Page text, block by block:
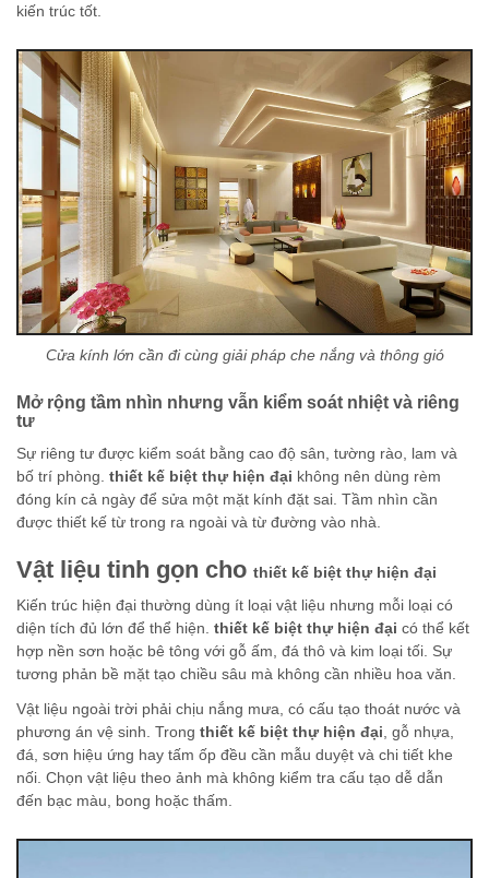
kiến trúc tốt.
Cửa kính lớn cần đi cùng giải pháp che nắng và thông gió
Mở rộng tầm nhìn nhưng vẫn kiểm soát nhiệt và riêng
tư
Sự riêng tư được kiểm soát bằng cao độ sân, tường rào, lam và
bố trí phòng. thiết kế biệt thự hiện đại không nên dùng rèm
đóng kín cả ngày để sửa một mặt kính đặt sai. Tầm nhìn cần
được thiết kế từ trong ra ngoài và từ đường vào nhà.
Vật liệu tinh gọn cho thiết kế biệt thự hiện đại
Kiến trúc hiện đại thường dùng ít loại vật liệu nhưng mỗi loại có
diện tích đủ lớn để thể hiện. thiết kế biệt thự hiện đại có thể kết
hợp nền sơn hoặc bê tông với gỗ ấm, đá thô và kim loại tối. Sự
tương phản bề mặt tạo chiều sâu mà không cần nhiều hoa văn.
Vật liệu ngoài trời phải chịu nắng mưa, có cấu tạo thoát nước và
phương án vệ sinh. Trong thiết kế biệt thự hiện đại , gỗ nhựa,
đá, sơn hiệu ứng hay tấm ốp đều cần mẫu duyệt và chi tiết khe
nối. Chọn vật liệu theo ảnh mà không kiểm tra cấu tạo dễ dẫn
đến bạc màu, bong hoặc thấm.